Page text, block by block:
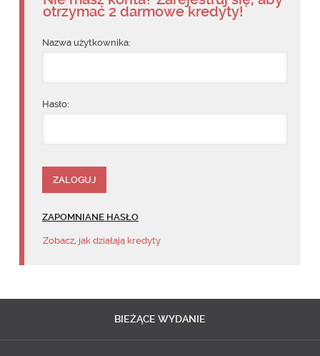
otrzymać 2 darmowe kredyty!
Nazwa użytkownika:
Hasło:
ZAPOMNIANE HASŁO
Zobacz, jak działają kredyty
BIEŻĄCE WYDANIE